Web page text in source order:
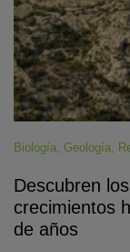
Biología, Geología,
Descubren
crecimientos
de años